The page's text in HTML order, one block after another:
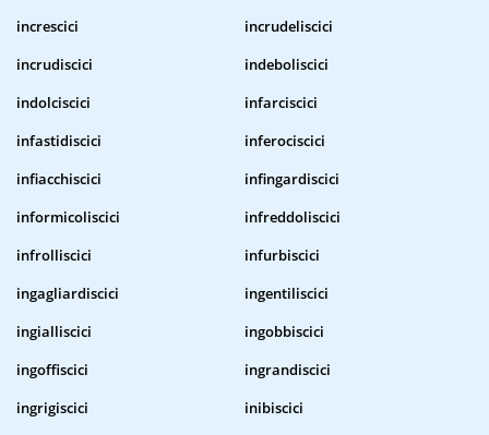
increscici
incrudeliscici
incrudiscici
indeboliscici
indolciscici
infarciscici
infastidiscici
inferociscici
infiacchiscici
infingardiscici
informicoliscici
infreddoliscici
infrolliscici
infurbiscici
ingagliardiscici
ingentiliscici
ingialliscici
ingobbiscici
ingoffiscici
ingrandiscici
ingrigiscici
inibiscici